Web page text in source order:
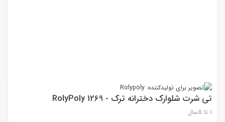
تی شرت شلوارک دخترانه ترک - 1269 RolyPoly
1 تا 5سال